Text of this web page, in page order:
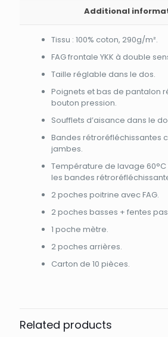
Additional
Tissu : 100% coton, 290g/m².
FAG frontale YKK à double
Taille réglable dans le dos.
Poignets et bas de pantalon
bouton pression.
Soufflets d’aisance dans le
Bandes rétroréfléchissantes
jambes.
Température de lavage
les bandes
2 poches poitrine avec FAG.
2 poches basses + fentes
1 poche mètre.
2 poches arrières.
Carton de 10 pièces.
Related products